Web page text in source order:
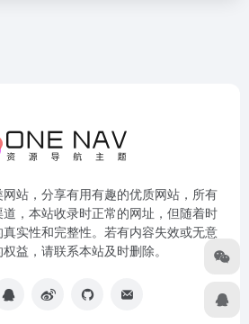
站，分享有用有趣的优质网站，所有
，本站收录时正常的网址，但随着时
实性和完整性。若有内容失效或无意
益，请联系本站及时删除。